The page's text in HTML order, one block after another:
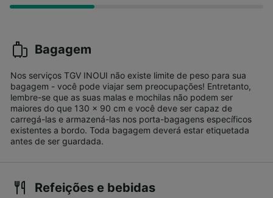
Bagagem
Nos serviços TGV INOUI não existe limite de peso para sua
bagagem - você pode viajar sem preocupações! Entretanto,
lembre-se que as suas malas e mochilas não podem ser
maiores do que 130 x 90 cm e você deve ser capaz de
carregá-las e armazená-las nos porta-bagagens específicos
existentes a bordo. Toda bagagem deverá estar etiquetada
antes de ser guardada.
Refeições e bebidas